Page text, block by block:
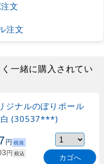
文
注文
一緒に購入されてい
ジナルのぼりポール
(30537***)
円 税抜
円 税込 カゴへ